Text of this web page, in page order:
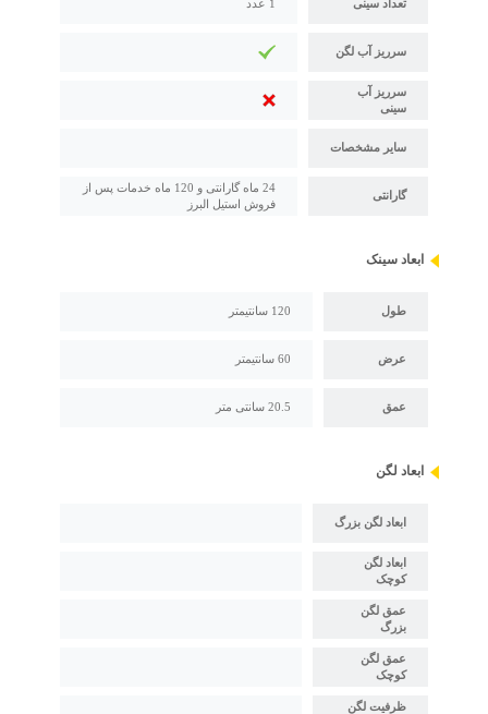
تعداد سینی 1 عدد
سرریز آب لگن
سرریز آب
سینی
سایر مشخصات
گارانتی
24 ماه گارانتی و 120 ماه خدمات پس از
فروش استیل البرز
ابعاد سینک
طول 120 سانتیمتر
عرض 60 سانتیمتر
عمق 20.5 سانتی متر
ابعاد لگن
ابعاد لگن بزرگ
ابعاد لگن
کوچک
عمق لگن
بزرگ
عمق لگن
کوچک
ظرفیت لگن